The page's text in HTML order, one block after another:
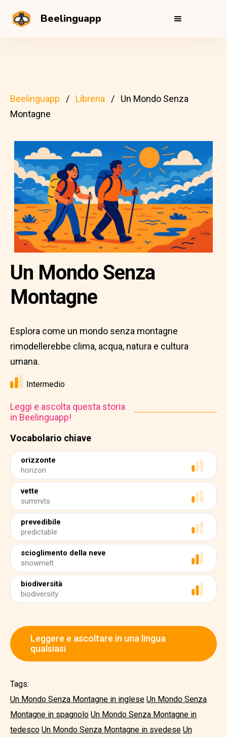
Beelinguapp
Beelinguapp Libreria
Un Mondo Senza
Montagne
Vocabolario chiave
orizzonte
horizon
vette
summits
prevedibile
predictable
scioglimento della neve
snowmelt
biodiversità
biodiversity
Un Mondo Senza
Montagne
Esplora come un mondo senza montagne
rimodellerebbe clima, acqua, natura e cultura
umana.
Intermedio
Leggi e ascolta questa storia
in Beelinguapp!
Leggere e ascoltare in una lingua
qualsiasi
Tags:
Un Mondo Senza Montagne in inglese Un Mondo Senza
Montagne in spagnolo Un Mondo Senza Montagne in
tedesco Un Mondo Senza Montagne in svedese Un